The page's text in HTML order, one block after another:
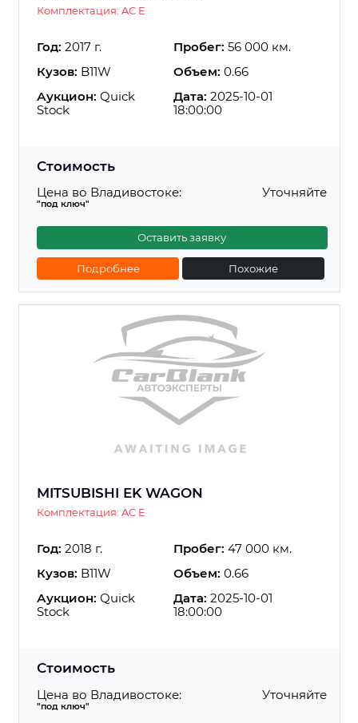
Комплектация: AC E
Год: 2017 г. Пробег: 56 000 км.
Кузов: B11W Объем: 0.66
Аукцион: Quick
Stock
Дата: 2025-10-01
18:00:00
Стоимость
Цена во Владивостоке:
"под ключ"
Уточняйте
Оставить заявку
Подробнее Похожие
MITSUBISHI EK WAGON
Комплектация: AC E
Год: 2018 г. Пробег: 47 000 км.
Кузов: B11W Объем: 0.66
Аукцион: Quick
Stock
Дата: 2025-10-01
18:00:00
Стоимость
Цена во Владивостоке:
"под ключ"
Уточняйте